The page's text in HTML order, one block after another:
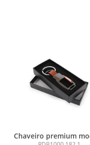
Chaveiro premium